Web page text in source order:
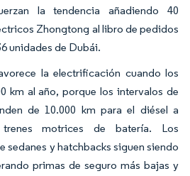
la tendencia añadiendo 40
Zhongtong al libro de pedidos
unidades de Dubái.
la electrificación cuando los
km al año, porque los intervalos de
de 10.000 km para el diésel a
motrices de batería. Los
sedanes y hatchbacks siguen siendo
primas de seguro más bajas y